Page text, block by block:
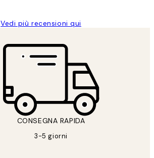
Vedi più recensioni qui
CONSEGNA RAPIDA
3-5 giorni